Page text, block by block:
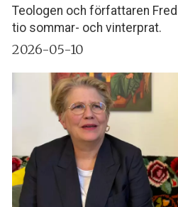
Teologen och författaren
tio sommar- och vinterprat.
2026-05-10